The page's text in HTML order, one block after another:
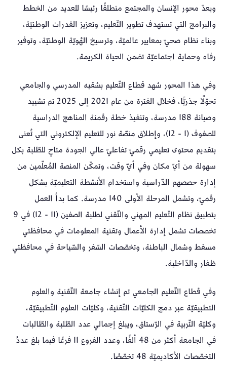
ويعدّ محور الإنسان والمجتمع منطلقًا رئيسًا للعديد من الخطط
والبرامج التي تستهدف تطوير التّعليم، وتعزيز القدرات الوطنيّة،
وبناء نظام صحيّ بمعايير عالميّة، وترسيخ الهُويّة الوطنيّة، وتوفير
رفاه وحماية اجتماعيّة تضمن الحياة الكريمة.
وفي هذا المحور شهد قطاع التّعليم بشقيه المدرسي والجامعي
تحوّلًا جذريًّا، فخلال الفترة من عام 2021 إلى 2025 تم تشييد
وصيانة 188 مدرسة، وتنفيذ خطة رقمنة المناهج الدراسية
للصفوف (1 - 12)، وإطلاق منصّة نور للتعليم الإلكتروني التي تُعنى
بتقديم محتوى تعليمي رقميّ تفاعليّ عالي الجودة متاحٍ للطّلبة بكل
سهولة من أيّ مكان وفي أيّ وقت، وتمكّن المنصة المُعلّمين من
إدارة حصصهم الدّراسية واستخدام الأنشطة التعليميّة بشكل
رقميّ، وتشمل المرحلة الأولى 140 مدرسة. كما بدأ العمل
بتطبيق نظام التّعليم المهني والتّقني لطلبة الصفين (11 - 12) في 9
تخصصات تشمل إدارة الأعمال وتقنية المعلومات في محافظتي
مسقط وشمال الباطنة، وتخصّصات السّفر والسّياحة في محافظتي
ظفار والدّاخلية.
وفي قطاع التّعليم الجامعي تم إنشاء جامعة التّقنية والعلوم
التطبيقيّة عبر دمج الكليّات التّقنية، وكليّات العلوم التّطبيقيّة،
وكليّة التّربية في الرّستاق، ويبلغ إجمالي عدد الطّلبة والطّالبات
في الجامعة أكثر من 48 ألفًا، وعدد الفروع 11 فرعًا فيما بلغ عددُ
التخصّصات الأكاديميّة 48 تخصّصًا.